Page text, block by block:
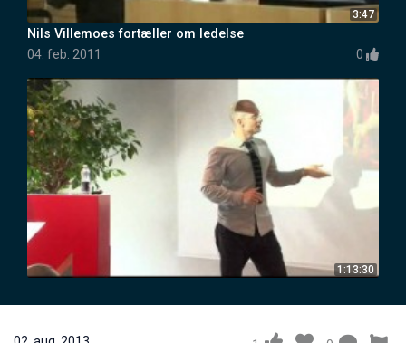
3:47
Nils Villemoes fortæller om ledelse
04. feb. 2011 0
1:13:30
25. mar. 2011 0